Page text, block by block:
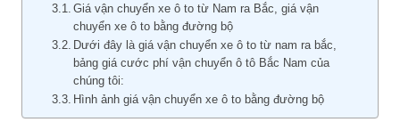
Giá vận chuyển xe ô to từ Nam ra Bắc, giá vận
chuyển xe ô to bằng đường bộ
Dưới đây là giá vận chuyển xe ô to từ nam ra bắc,
bảng giá cước phí vận chuyển ô tô Bắc Nam của
chúng tôi:
Hình ảnh giá vận chuyển xe ô to bằng đường bộ